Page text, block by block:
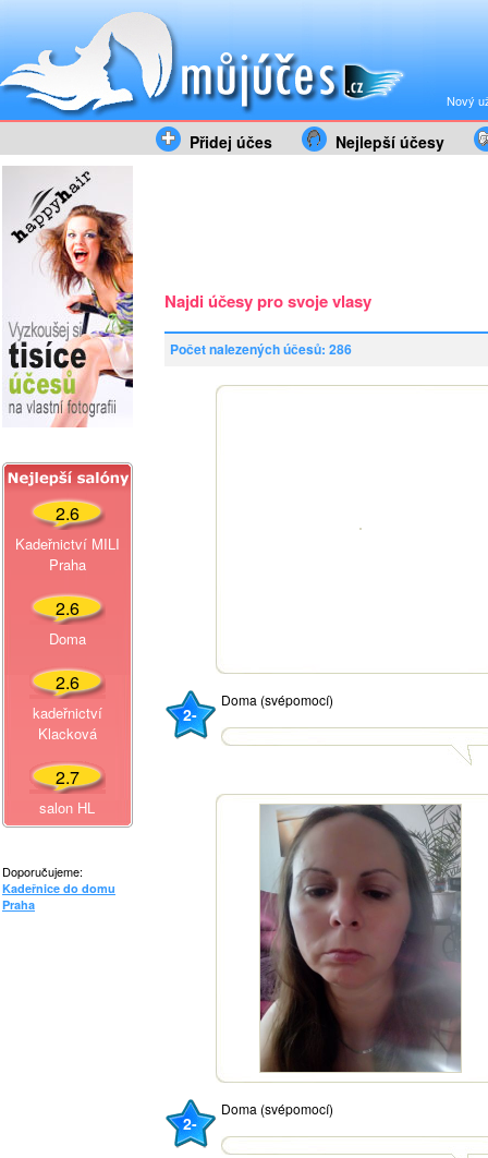
Nový
Přidej účes Nejlepší účesy
2.6
Kadeřnictví MILI
Praha
2.6
Doma
2.6
kadeřnictví
Klacková
2.7
salon HL
Doporučujeme:
Kadeřnice do domu
Praha
Najdi účesy pro svoje vlasy
Počet nalezených účesů: 286
2-
Doma (svépomocí)
2-
Doma (svépomocí)